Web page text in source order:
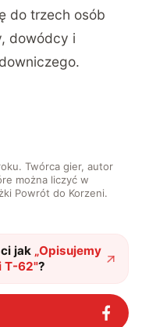
do trzech osób
dowódcy i
Twórca gier, autor
można liczyć w
Powrót do Korzeni.
jak „Opisujemy
T-62"?